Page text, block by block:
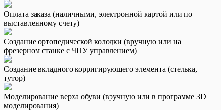
Оплата заказа (наличными, электронной картой или по
выставленному счету)
Создание ортопедической колодки (вручную или на
фрезерном станке с ЧПУ управлением)
Создание вкладного корригирующего элемента (стелька,
тутор)
Моделирование верха обуви (вручную или в программе 3D
моделирования)